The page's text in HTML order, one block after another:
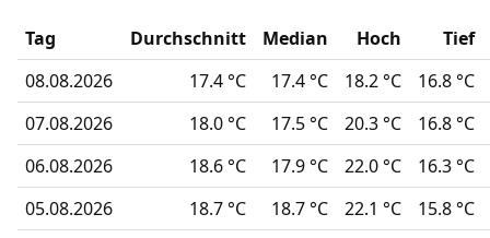
Tag Durchschnitt Median Hoch
Tief
08.08.2026
17.4 °C 17.4 °C 18.2 °C
16.8 °C
07.08.2026
18.0 °C 17.5 °C 20.3 °C
16.8 °C
06.08.2026
18.6 °C 17.9 °C 22.0 °C
16.3 °C
05.08.2026
18.7 °C 18.7 °C 22.1 °C
15.8 °C